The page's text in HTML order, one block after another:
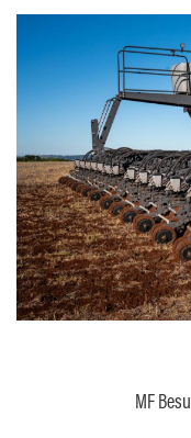
MF